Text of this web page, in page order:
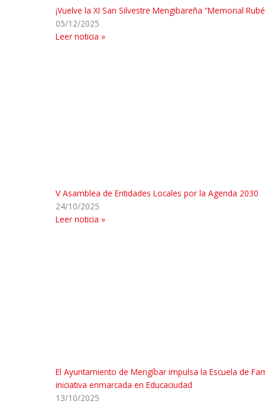
¡Vuelve la XI San Silvestre Mengibareña “Memorial
05/12/2025
Leer noticia »
V Asamblea de Entidades Locales por la Agenda 2030
24/10/2025
Leer noticia »
El Ayuntamiento de Mengíbar impulsa la Escuela de
iniciativa enmarcada en Educaciudad
13/10/2025